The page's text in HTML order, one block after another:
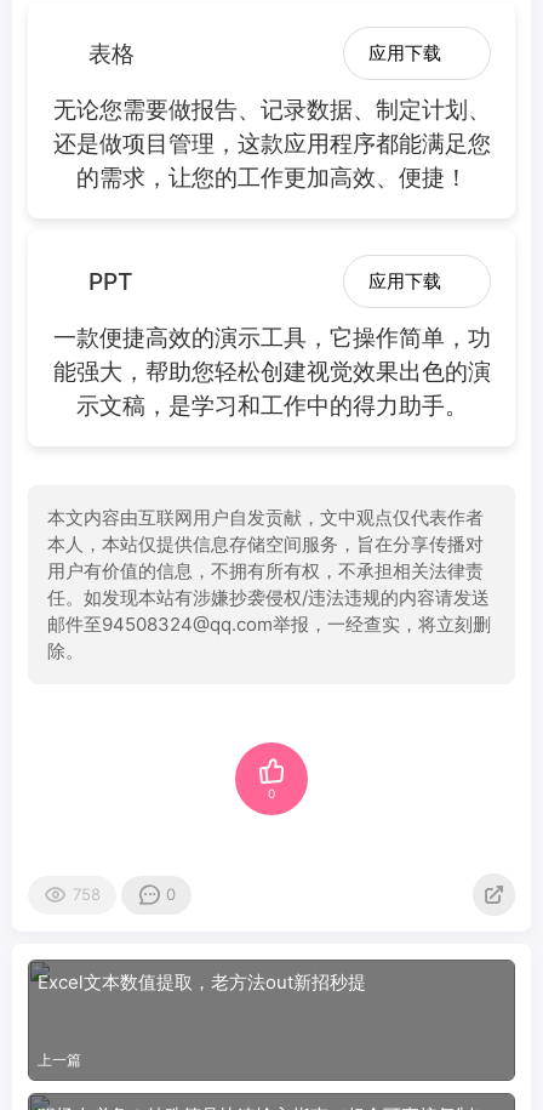
表格 应用下载
无论您需要做报告、记录数据、制定计划、
还是做项目管理，这款应用程序都能满足您
的需求，让您的工作更加高效、便捷！
PPT 应用下载
一款便捷高效的演示工具，它操作简单，功
能强大，帮助您轻松创建视觉效果出色的演
示文稿，是学习和工作中的得力助手。
本文内容由互联网用户自发贡献，文中观点仅代表作者
本人，本站仅提供信息存储空间服务，旨在分享传播对
用户有价值的信息，不拥有所有权，不承担相关法律责
任。如发现本站有涉嫌抄袭侵权/违法违规的内容请发送
邮件至94508324@qq.com举报，一经查实，将立刻删
除。
0
758 0
Excel文本数值提取，老方法out新招秒提
上一篇